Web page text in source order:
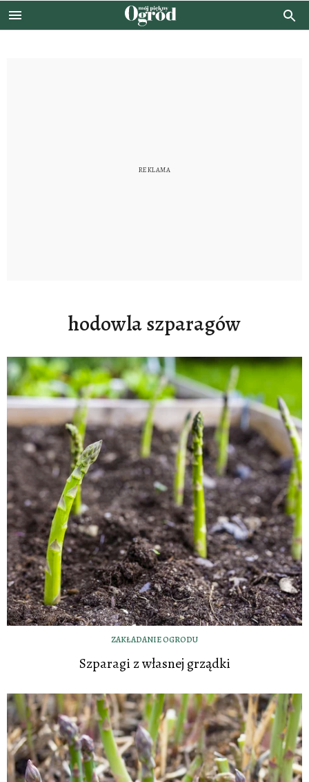
hodowla szparagów
ZAKŁADANIE OGRODU
Szparagi z własnej grządki